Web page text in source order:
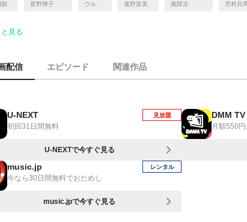
朗 星野輝子 ウル 鬼野笑美 風郎太 芳村兵
と見る
配信 エピソード 関連作品
U-NEXT
初回31日間無料
見放題
U-NEXTで今すぐ見る
DMM TV
月額550
music.jp
今なら30日間無料でおためし
レンタル
music.jpで今すぐ見る